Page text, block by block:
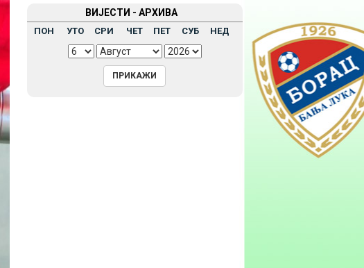
ВИЈЕСТИ - АРХИВА
ПОН УТО СРИ ЧЕТ ПЕТ СУБ НЕД